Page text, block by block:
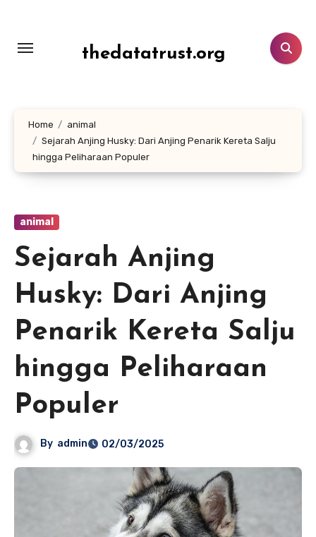
konten
thedatatrust.org
Home
animal
Sejarah Anjing Husky: Dari Anjing Penarik Kereta Salju
hingga Peliharaan Populer
animal
Sejarah Anjing
Husky: Dari Anjing
Penarik Kereta Salju
hingga Peliharaan
Populer
By admin 02/03/2025